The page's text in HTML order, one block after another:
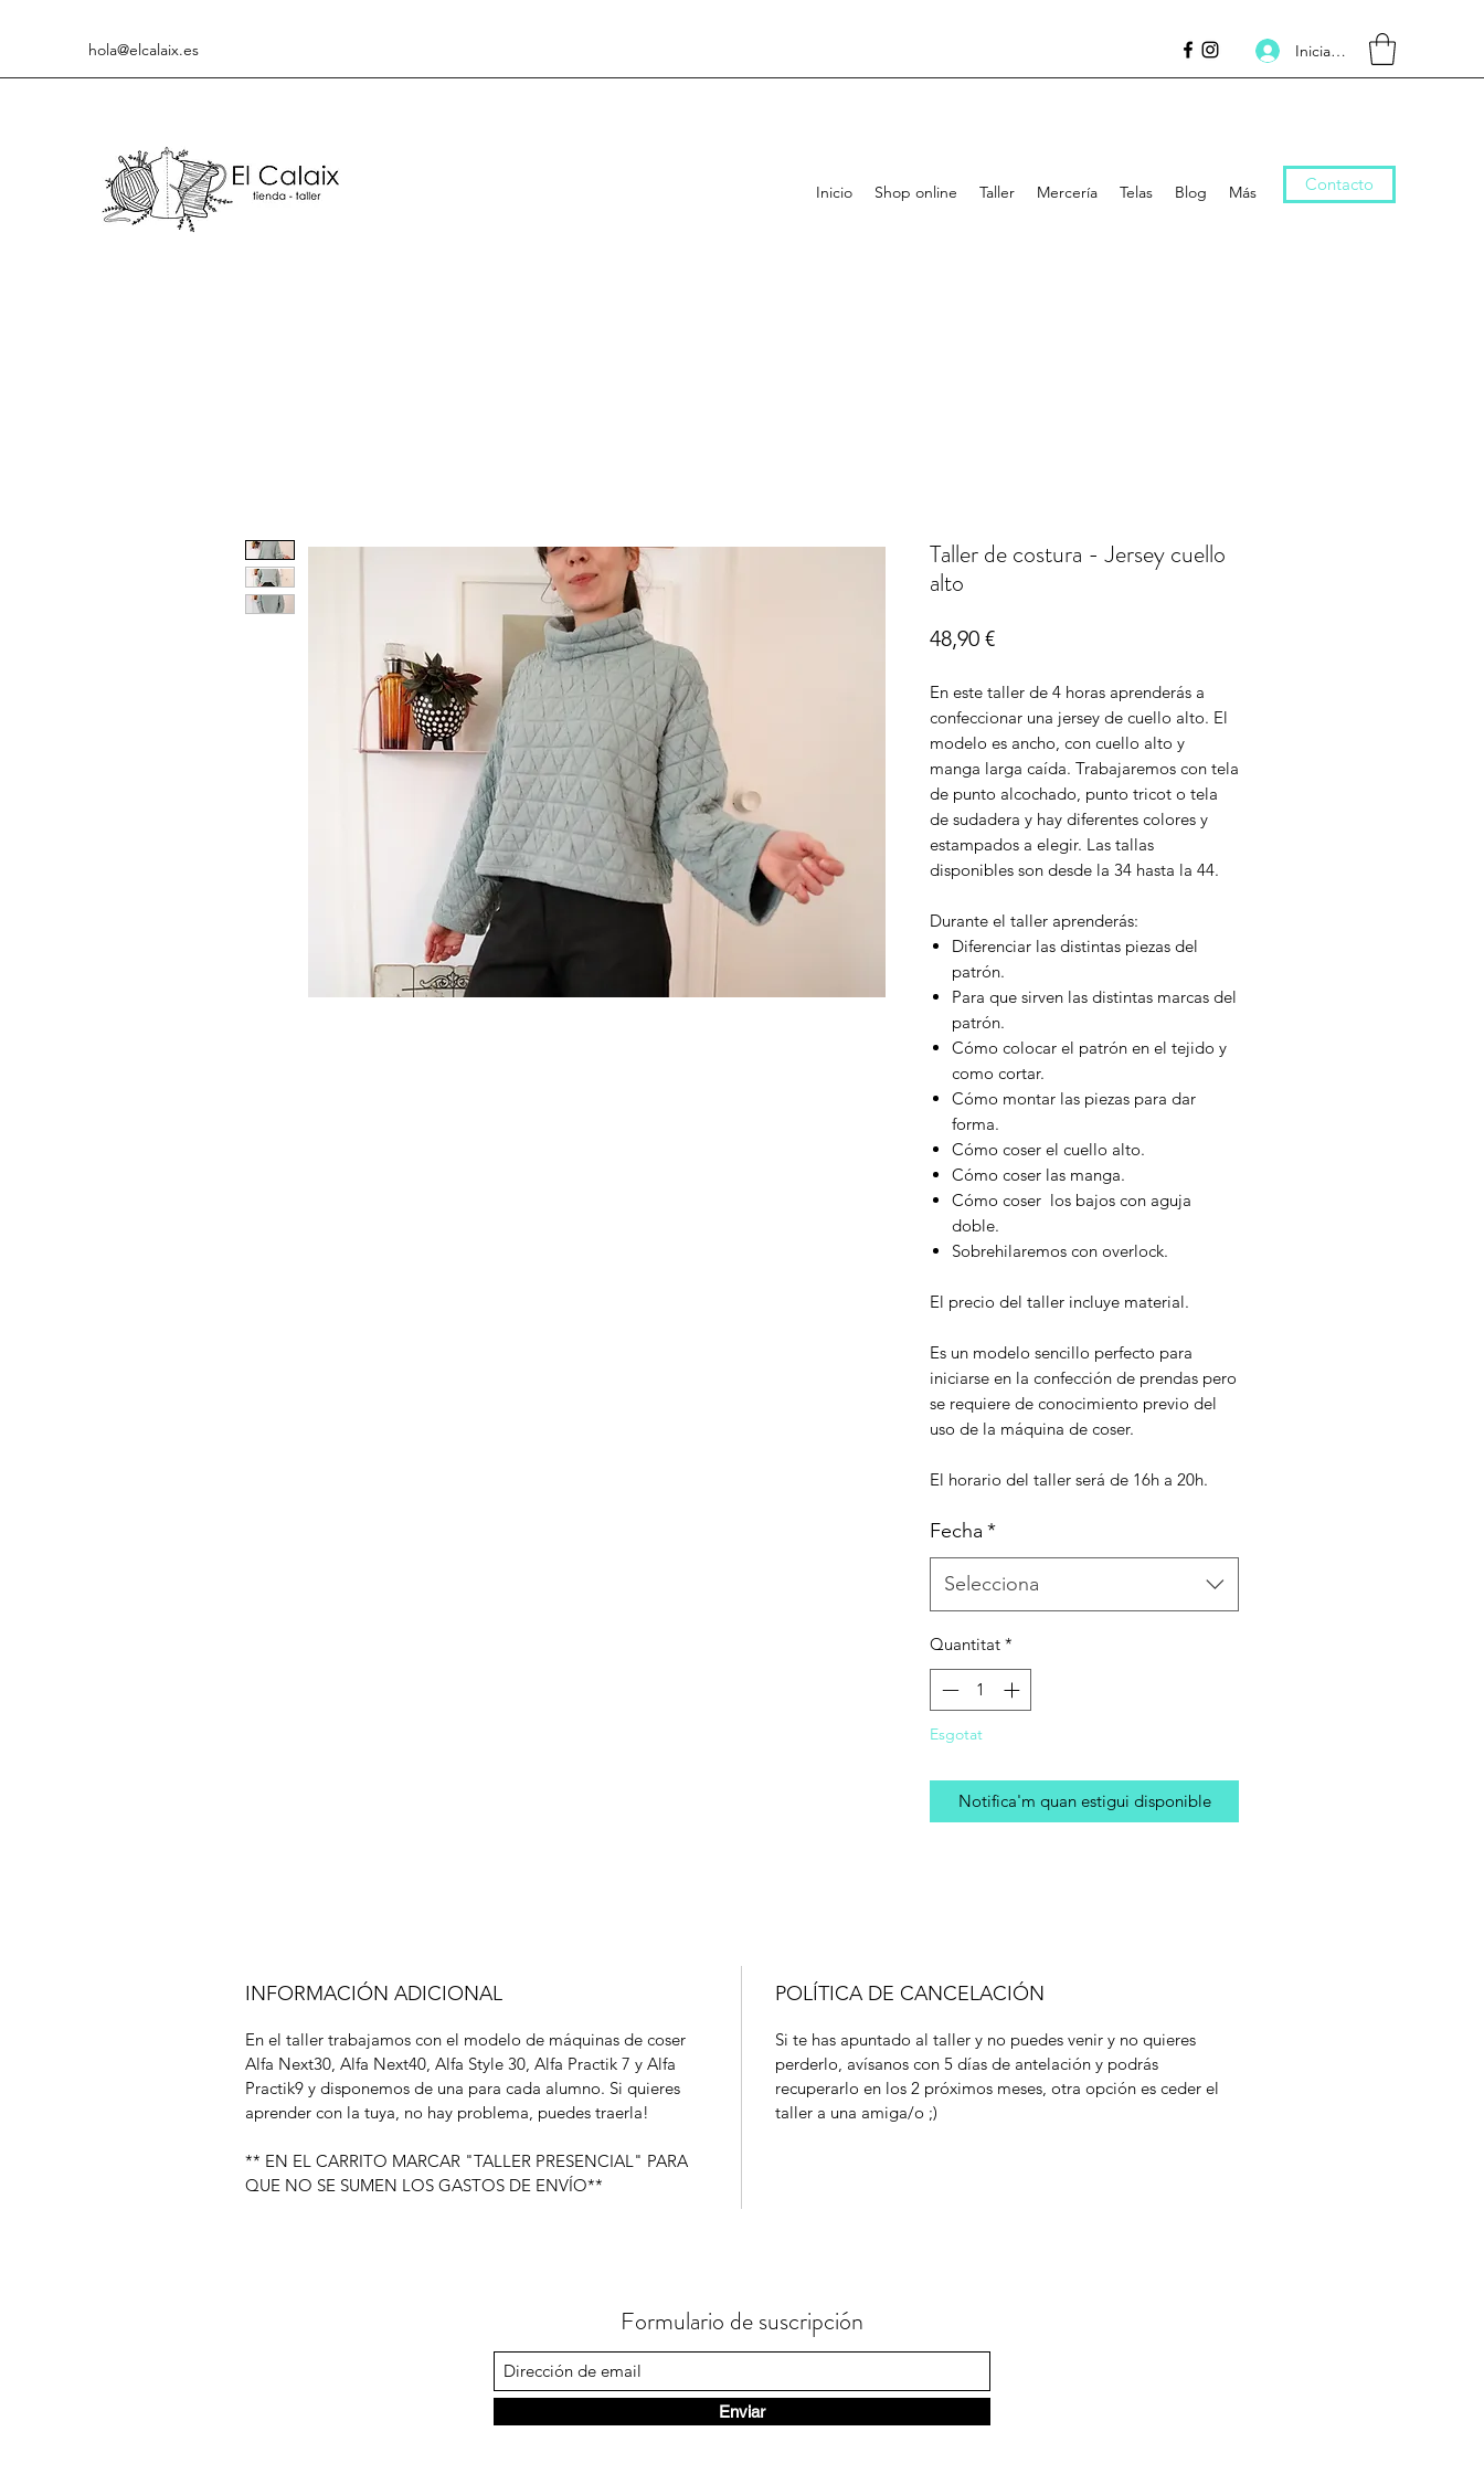
hola@elcalaix.es Inicia la sessió
Inicio Shop online Taller Mercería Telas Blog Más Contacto
Taller de costura - Jersey cuello
alto
48,90 €Price
En este taller de 4 horas aprenderás a
confeccionar una jersey de cuello alto. El
modelo es ancho, con cuello alto y
manga larga caída. Trabajaremos con tela
de punto alcochado, punto tricot o tela
de sudadera y hay diferentes colores y
estampados a elegir. Las tallas
disponibles son desde la 34 hasta la 44.
Durante el taller aprenderás:
Diferenciar las distintas piezas del
patrón.
Para que sirven las distintas marcas del
patrón.
Cómo colocar el patrón en el tejido y
como cortar.
Cómo montar las piezas para dar
forma.
Cómo coser el cuello alto.
Cómo coser las manga.
Cómo coser los bajos con aguja
doble.
Sobrehilaremos con overlock.
El precio del taller incluye material.
Es un modelo sencillo perfecto para
iniciarse en la confección de prendas pero
se requiere de conocimiento previo del
uso de la máquina de coser.
El horario del taller será de 16h a 20h.
Fecha *
Selecciona
Quantitat *
Esgotat
Notifica'm quan estigui disponible
INFORMACIÓN ADICIONAL
En el taller trabajamos con el modelo de máquinas de coser
Alfa Next30, Alfa Next40, Alfa Style 30, Alfa Practik 7 y Alfa
Practik9 y disponemos de una para cada alumno. Si quieres
aprender con la tuya, no hay problema, puedes traerla!
** EN EL CARRITO MARCAR "TALLER PRESENCIAL" PARA
QUE NO SE SUMEN LOS GASTOS DE ENVÍO**
POLÍTICA DE CANCELACIÓN
Si te has apuntado al taller y no puedes venir y no quieres
perderlo, avísanos con 5 días de antelación y podrás
recuperarlo en los 2 próximos meses, otra opción es ceder el
taller a una amiga/o ;)
Formulario de suscripción
Enviar